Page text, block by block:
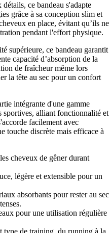
ce bandeau s'adapte
grâce à sa conception slim et
en place, évitant qu’ils ne
pendant l'effort physique.
supérieure, ce bandeau garantit
capacité d’absorption de la
de fraîcheur même lors
la tête au sec pour un confort
intégrante d'une gamme
sportives, alliant fonctionnalité et
facilement avec
touche discrète mais efficace à
cheveux de gêner durant
légère et extensible pour un
absorbants pour rester au sec
pour une utilisation régulière